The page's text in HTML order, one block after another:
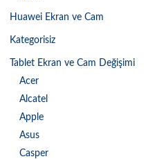
Huawei Ekran ve Cam
Kategorisiz
Tablet Ekran ve Cam Değişimi
Acer
Alcatel
Apple
Asus
Casper